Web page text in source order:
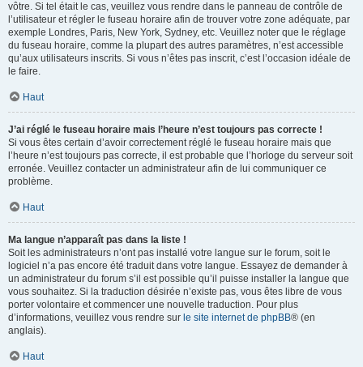
vôtre. Si tel était le cas, veuillez vous rendre dans le panneau de contrôle de
l’utilisateur et régler le fuseau horaire afin de trouver votre zone adéquate, par
exemple Londres, Paris, New York, Sydney, etc. Veuillez noter que le réglage
du fuseau horaire, comme la plupart des autres paramètres, n’est accessible
qu’aux utilisateurs inscrits. Si vous n’êtes pas inscrit, c’est l’occasion idéale de
le faire.
Haut
J’ai réglé le fuseau horaire mais l’heure n’est toujours pas correcte !
Si vous êtes certain d’avoir correctement réglé le fuseau horaire mais que
l’heure n’est toujours pas correcte, il est probable que l’horloge du serveur soit
erronée. Veuillez contacter un administrateur afin de lui communiquer ce
problème.
Haut
Ma langue n’apparaît pas dans la liste !
Soit les administrateurs n’ont pas installé votre langue sur le forum, soit le
logiciel n’a pas encore été traduit dans votre langue. Essayez de demander à
un administrateur du forum s’il est possible qu’il puisse installer la langue que
vous souhaitez. Si la traduction désirée n’existe pas, vous êtes libre de vous
porter volontaire et commencer une nouvelle traduction. Pour plus
d’informations, veuillez vous rendre sur le site internet de phpBB® (en
anglais).
Haut